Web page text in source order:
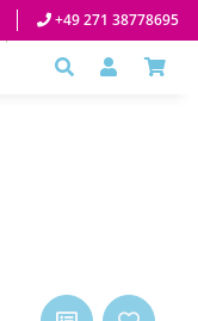
+49 271 38778695